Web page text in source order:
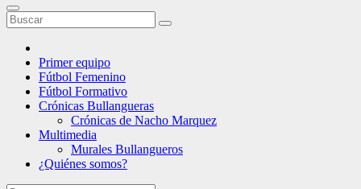
Primer equipo
Fútbol Femenino
Fútbol Formativo
Crónicas Bullangueras
Crónicas de Nacho Marquez
Multimedia
Murales Bullangueros
¿Quiénes somos?